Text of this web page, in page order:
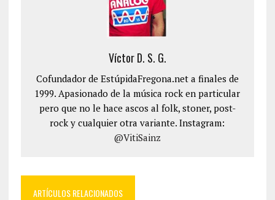
Víctor D. S. G.
Cofundador de EstúpidaFregona.net a finales de
1999. Apasionado de la música rock en particular
pero que no le hace ascos al folk, stoner, post-
rock y cualquier otra variante. Instagram:
@VitiSainz
ARTÍCULOS RELACIONADOS